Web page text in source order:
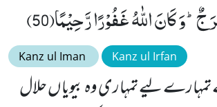
كَانَ اللّٰهُ غَفُوْرًا رَّحِیْمًا(50)
Kanz ul Iman Kanz ul Irfan
لیے تمہاری وہ بیویاں حلال